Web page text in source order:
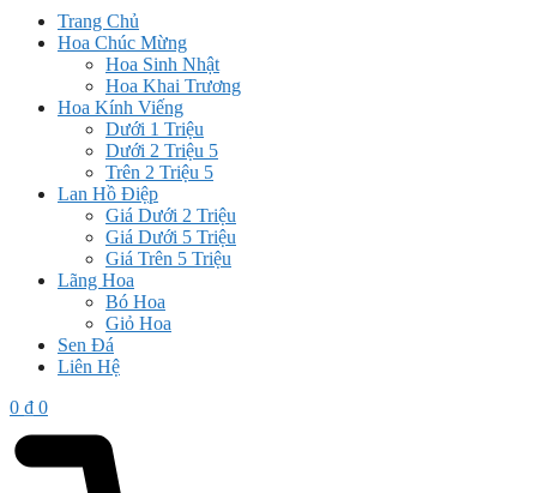
Trang Chủ
Hoa Chúc Mừng
Hoa Sinh Nhật
Hoa Khai Trương
Hoa Kính Viếng
Dưới 1 Triệu
Dưới 2 Triệu 5
Trên 2 Triệu 5
Lan Hồ Điệp
Giá Dưới 2 Triệu
Giá Dưới 5 Triệu
Giá Trên 5 Triệu
Lãng Hoa
Bó Hoa
Giỏ Hoa
Sen Đá
Liên Hệ
0 ₫ 0